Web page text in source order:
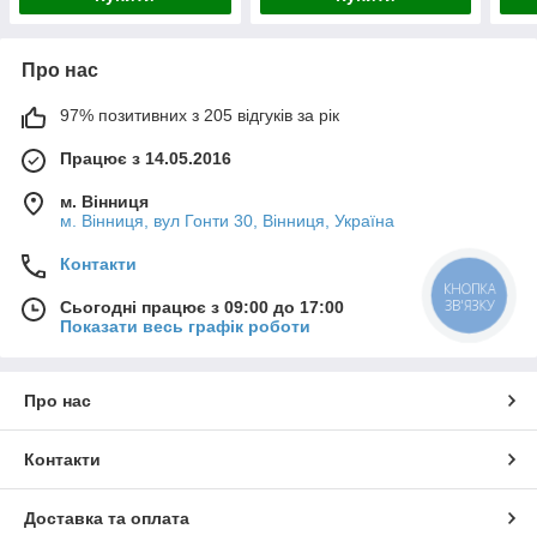
Про нас
97% позитивних з 205 відгуків за рік
Працює з 14.05.2016
м. Вінниця
м. Вінниця, вул Гонти 30, Вінниця, Україна
Контакти
Сьогодні працює з 09:00 до 17:00
Показати весь графік роботи
Про нас
Контакти
Доставка та оплата
КНОПКА
ЗВ'ЯЗКУ